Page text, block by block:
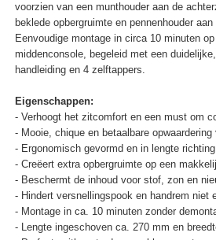
voorzien van een munthouder aan de
beklede opbergruimte en pennenhouder
Eenvoudige montage in circa 10 minuten
middenconsole, begeleid met een
handleiding en 4 zelftappers.
Eigenschappen:
- Verhoogt het zitcomfort en een must om
- Mooie, chique en betaalbare opwaardering
- Ergonomisch gevormd en in lengte
- Creëert extra opbergruimte op een
- Beschermt de inhoud voor stof, zon en
- Hindert versnellingspook en handrem niet
- Montage in ca. 10 minuten zonder
- Lengte ingeschoven ca. 270 mm en